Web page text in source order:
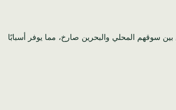
بين سوقهم المحلي والبحرين صارخ، مما يوفر أسبابًا